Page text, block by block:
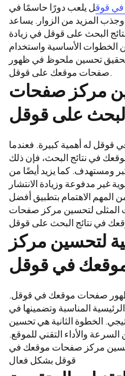
قوقل يلعب دورًا حاسمًا في
المزيد من الزوار. يساعد
البحث على قوقل في زيادة
الخطوات الأساسية واستخدام
تحقيق تحسين ملحوظ في ظهور
صفحات موقعك على قوقل.
مركز صفحات
له أهمية كبيرة. فعندما
في نتائج البحث، فإن ذلك
ومستهدف. كما يزيد أيضًا من
مدفوعة وزيادة الانتشار
المهم الاهتمام بتطبيق أفضل
المثلى لتحسين مركز صفحات
لتحسين مركز
صفحات موقعك في قوقل.
المناسبة وتضمينها في
الخطوة الثانية هي تحسين
والأداء التقني للموقع.
تحسين مركز صفحات موقعك في
قوقل بشكل فعال